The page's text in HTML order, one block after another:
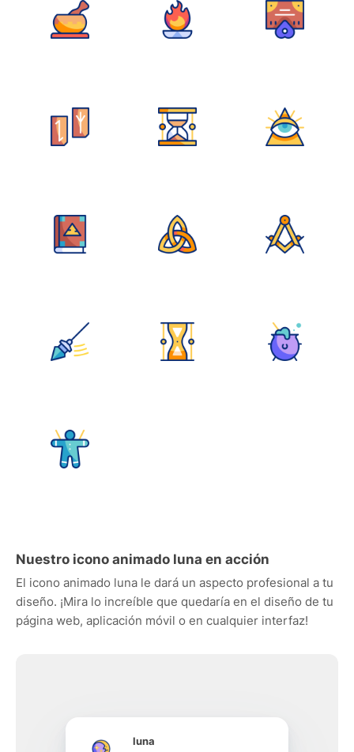
Nuestro icono animado luna en acción
El icono animado luna le dará un aspecto profesional a tu
diseño. ¡Mira lo increíble que quedaría en el diseño de tu
página web, aplicación móvil o en cualquier interfaz!
luna